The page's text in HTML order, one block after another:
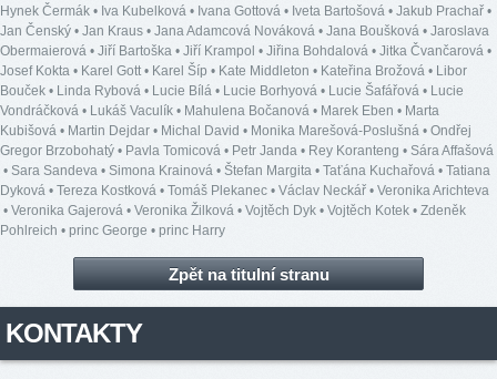
Hynek Čermák • Iva Kubelková • Ivana Gottová • Iveta Bartošová • Jakub Prachař •
Jan Čenský • Jan Kraus • Jana Adamcová Nováková • Jana Boušková • Jaroslava
Obermaierová • Jiří Bartoška • Jiří Krampol • Jiřina Bohdalová • Jitka Čvančarová •
Josef Kokta • Karel Gott • Karel Šíp • Kate Middleton • Kateřina Brožová • Libor
Bouček • Linda Rybová • Lucie Bílá • Lucie Borhyová • Lucie Šafářová • Lucie
Vondráčková • Lukáš Vaculík • Mahulena Bočanová • Marek Eben • Marta
Kubišová • Martin Dejdar • Michal David • Monika Marešová-Poslušná • Ondřej
Gregor Brzobohatý • Pavla Tomicová • Petr Janda • Rey Koranteng • Sára Affašová
• Sara Sandeva • Simona Krainová • Štefan Margita • Taťána Kuchařová • Tatiana
Dyková • Tereza Kostková • Tomáš Plekanec • Václav Neckář • Veronika Arichteva
• Veronika Gajerová • Veronika Žilková • Vojtěch Dyk • Vojtěch Kotek • Zdeněk
Pohlreich • princ George • princ Harry
Zpět na titulní stranu
KONTAKTY